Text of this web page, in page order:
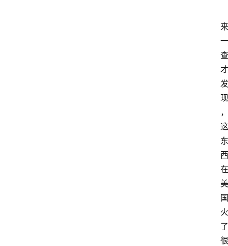
来
一
查
才
发
现
，
这
东
西
在
美
国
火
了
很